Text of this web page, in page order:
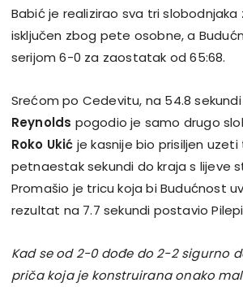
Babić je realizirao sva tri
isključen zbog pete osobne, a
serijom 6-0 za zaostatak od 65:68.
Srećom po Cedevitu, na 54.8
Reynolds pogodio je samo drugo
Roko Ukić je kasnije bio prisiljen
petnaestak sekundi do kraja s lijeve
Promašio je tricu koja bi Budućnost
rezultat na 7.7 sekundi postavio
Kad se od 2-0 dođe do 2-2 sigurno
priča koja je konstruirana onako